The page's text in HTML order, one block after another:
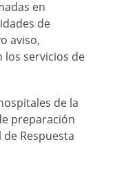
en
de
aviso,
servicios de
de la
preparación
Respuesta